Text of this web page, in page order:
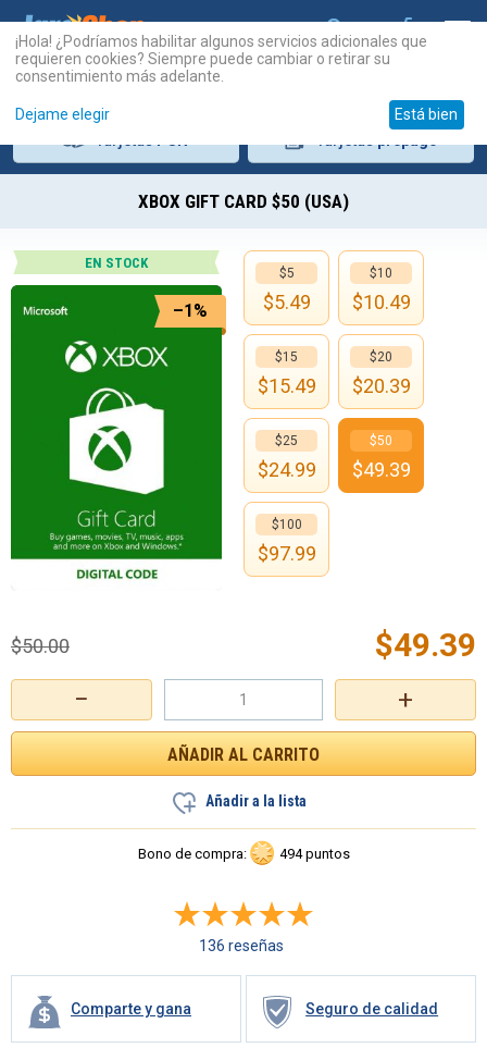
XBOX GIFT CARD $50 (USA)
EN STOCK
–1%
+
−
$49.39
$50.00
Añadir a la lista
Bono de compra: 494 puntos
136 reseñas
Comparte y gana Seguro de calidad
$5
$5.49
$10
$10.49
$15
$15.49
$20
$20.39
$25
$24.99
$50
$49.39
$100
$97.99
¡Hola! ¿Podríamos habilitar algunos servicios adicionales que
requieren cookies? Siempre puede cambiar o retirar su
consentimiento más adelante.
Dejame elegir Está bien